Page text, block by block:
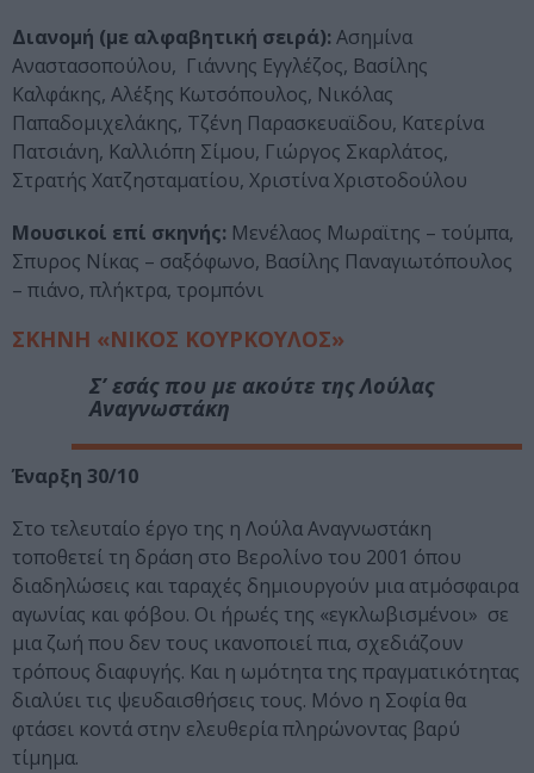
Διανομή (με αλφαβητική σειρά): Ασημίνα
Αναστασοπούλου, Γιάννης Εγγλέζος, Βασίλης
Καλφάκης, Αλέξης Κωτσόπουλος, Νικόλας
Παπαδομιχελάκης, Τζένη Παρασκευαϊδου, Κατερίνα
Πατσιάνη, Καλλιόπη Σίμου, Γιώργος Σκαρλάτος,
Στρατής Χατζησταματίου, Χριστίνα Χριστοδούλου
Μουσικοί επί σκηνής: Μενέλαος Μωραϊτης – τούμπα,
Σπυρος Νίκας – σαξόφωνο, Βασίλης Παναγιωτόπουλος
– πιάνο, πλήκτρα, τρομπόνι
ΣΚΗΝΗ «ΝΙΚΟΣ ΚΟΥΡΚΟΥΛΟΣ»
Σ’ εσάς που με ακούτε της Λούλας
Αναγνωστάκη
Έναρξη 30/10
Στο τελευταίο έργο της η Λούλα Αναγνωστάκη
τοποθετεί τη δράση στο Βερολίνο του 2001 όπου
διαδηλώσεις και ταραχές δημιουργούν μια ατμόσφαιρα
αγωνίας και φόβου. Οι ήρωές της «εγκλωβισμένοι» σε
μια ζωή που δεν τους ικανοποιεί πια, σχεδιάζουν
τρόπους διαφυγής. Και η ωμότητα της πραγματικότητας
διαλύει τις ψευδαισθήσεις τους. Μόνο η Σοφία θα
φτάσει κοντά στην ελευθερία πληρώνοντας βαρύ
τίμημα.